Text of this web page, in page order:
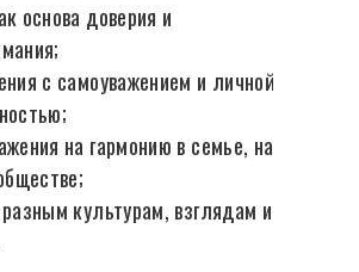
основа доверия и
с самоуважением и личной
на гармонию в семье, на
культурам, взглядам и